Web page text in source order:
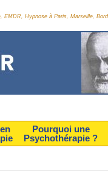
EMDR, Hypnose à Paris, Marseille,
Pourquoi une
Psychothérapie ?